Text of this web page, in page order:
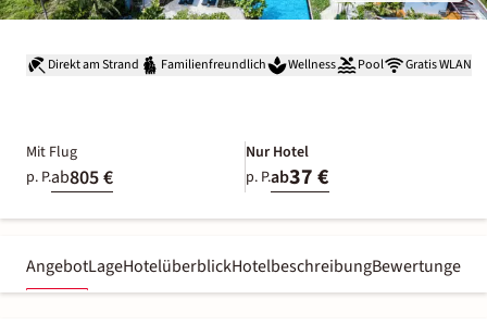
Direkt am Strand Familienfreundlich Wellness Pool Gratis WLAN
Mit Flug
p. P.ab805 €
Nur Hotel
p. P.ab37 €
AngebotLageHotelüberblickHotelbeschreibungBewertungen